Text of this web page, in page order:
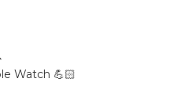
Watch 💪🏻